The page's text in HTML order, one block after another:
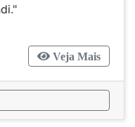
Baependi."
Veja Mais